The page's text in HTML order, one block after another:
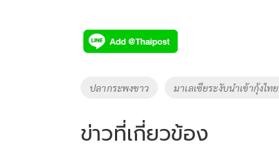
Tags
ปลากระพงขาว มาเลเซียระงับนำเข้ากุ้งไทย
ข่าวที่เกี่ยวข้อง